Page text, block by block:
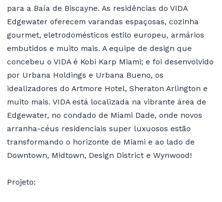
para a Baía de Biscayne. As residências do VIDA
Edgewater oferecem varandas espaçosas, cozinha
gourmet, eletrodomésticos estilo europeu, armários
embutidos e muito mais. A equipe de design que
concebeu o VIDA é Kobi Karp Miami; e foi desenvolvido
por Urbana Holdings e Urbana Bueno, os
idealizadores do Artmore Hotel, Sheraton Arlington e
muito mais. VIDA está localizada na vibrante área de
Edgewater, no condado de Miami Dade, onde novos
arranha-céus residenciais super luxuosos estão
transformando o horizonte de Miami e ao lado de
Downtown, Midtown, Design District e Wynwood!
Projeto: